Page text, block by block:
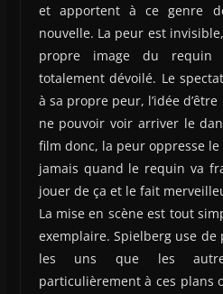
et apportent à ce genre
nouvelle. La peur est
propre image du requin
totalement dévoilé. Le
à sa propre peur, l’idée
ne pouvoir voir arriver le
film donc, la peur oppresse
jamais quand le requin va
jouer de ça et le fait
La mise en scène est tout
exemplaire. Spielberg use
les uns que les
particulièrement à ces plans